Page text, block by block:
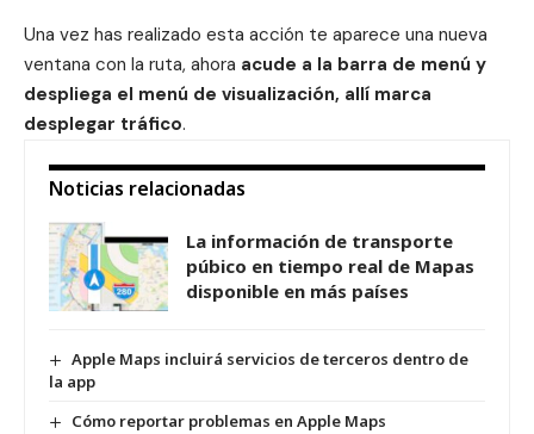
Una vez has realizado esta acción te aparece una nueva
ventana con la ruta, ahora acude a la barra de menú y
despliega el menú de visualización, allí marca
desplegar tráfico.
Noticias relacionadas
La información de transporte
púbico en tiempo real de Mapas
disponible en más países
Apple Maps incluirá servicios de terceros dentro de
la app
Cómo reportar problemas en Apple Maps